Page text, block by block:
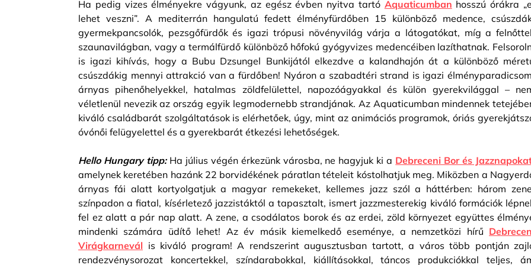
Ha pedig vizes élményekre vágyunk, az egész évben nyitva tartó Aquaticumban hosszú órákra
lehet veszni”. A mediterrán hangulatú fedett élményfürdőben 15 különböző medence,
gyermekpancsolók, pezsgőfürdők és igazi trópusi növényvilág várja a látogatókat, míg a
szaunavilágban, vagy a termálfürdő különböző hőfokú gyógyvizes medencéiben lazíthatnak.
is igazi kihívás, hogy a Bubu Dzsungel Bunkijától elkezdve a kalandhajón át a különböző
csúszdákig mennyi attrakció van a fürdőben! Nyáron a szabadtéri strand is igazi
árnyas pihenőhelyekkel, hatalmas zöldfelülettel, napozóágyakkal és külön gyerekvilággal –
véletlenül nevezik az ország egyik legmodernebb strandjának. Az Aquaticumban mindennek
kiváló családbarát szolgáltatások is elérhetőek, úgy, mint az animációs programok, óriás
óvónői felügyelettel és a gyerekbarát étkezési lehetőségek.
Hello Hungary tipp: Ha július végén érkezünk városba, ne hagyjuk ki a Debreceni Bor és
amelynek keretében hazánk 22 borvidékének páratlan tételeit kóstolhatjuk meg. Miközben a
árnyas fái alatt kortyolgatjuk a magyar remekeket, kellemes jazz szól a háttérben: három
színpadon a fiatal, kísérletező jazzistáktól a tapasztalt, ismert jazzmesterekig kiváló formációk
fel ez alatt a pár nap alatt. A zene, a csodálatos borok és az erdei, zöld környezet együttes
mindenki számára üdítő lehet! Az év másik kiemelkedő eseménye, a nemzetközi hírű
Virágkarnevál is kiváló program! A rendszerint augusztusban tartott, a város több pontján
rendezvénysorozat koncertekkel, színdarabokkal, kiállításokkal, táncos produkciókkal teljes,